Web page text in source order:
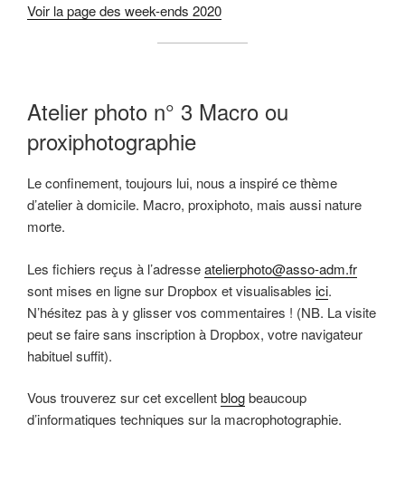
Voir la page des week-ends 2020
Atelier photo n° 3 Macro ou
proxiphotographie
Le confinement, toujours lui, nous a inspiré ce thème
d’atelier à domicile. Macro, proxiphoto, mais aussi nature
morte.
Les fichiers reçus à l’adresseatelierphoto@asso-adm.fr
sont mises en ligne sur Dropbox et visualisables ici.
N’hésitez pas à y glisser vos commentaires ! (NB. La visite
peut se faire sans inscription à Dropbox, votre navigateur
habituel suffit).
Vous trouverez sur cet excellentblogbeaucoup
d’informatiques techniques sur la macrophotographie.